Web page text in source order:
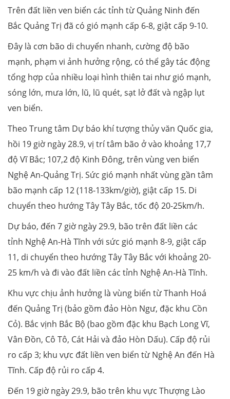
Trên đất liền ven biển các tỉnh từ Quảng Ninh đến
Bắc Quảng Trị đã có gió mạnh cấp 6-8, giật cấp 9-10.
Đây là cơn bão di chuyển nhanh, cường độ bão
mạnh, phạm vi ảnh hưởng rộng, có thể gây tác động
tổng hợp của nhiều loại hình thiên tai như gió mạnh,
sóng lớn, mưa lớn, lũ, lũ quét, sạt lở đất và ngập lụt
ven biển.
Theo Trung tâm Dự báo khí tượng thủy văn Quốc gia,
hồi 19 giờ ngày 28.9, vị trí tâm bão ở vào khoảng 17,7
độ Vĩ Bắc; 107,2 độ Kinh Đông, trên vùng ven biển
Nghệ An-Quảng Trị. Sức gió mạnh nhất vùng gần tâm
bão mạnh cấp 12 (118-133km/giờ), giật cấp 15. Di
chuyển theo hướng Tây Tây Bắc, tốc độ 20-25km/h.
Dự báo, đến 7 giờ ngày 29.9, bão trên đất liền các
tỉnh Nghệ An-Hà Tĩnh với sức gió mạnh 8-9, giật cấp
11, di chuyển theo hướng Tây Tây Bắc với khoảng 20-
25 km/h và đi vào đất liền các tỉnh Nghệ An-Hà Tĩnh.
Khu vực chịu ảnh hưởng là vùng biển từ Thanh Hoá
đến Quảng Trị (bảo gồm đảo Hòn Ngư, đặc khu Cồn
Cỏ). Bắc vịnh Bắc Bộ (bao gồm đặc khu Bạch Long Vĩ,
Vân Đồn, Cô Tô, Cát Hải và đảo Hòn Dấu). Cấp độ rủi
ro cấp 3; khu vực đất liền ven biển từ Nghệ An đến Hà
Tĩnh. Cấp độ rủi ro cấp 4.
Đến 19 giờ ngày 29.9, bão trên khu vực Thượng Lào